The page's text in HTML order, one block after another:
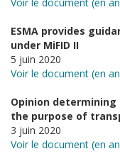
ESMA provides
under MiFID II
5 juin 2020
Voir le document (en
Opinion
the purpose of
3 juin 2020
Voir le document (en